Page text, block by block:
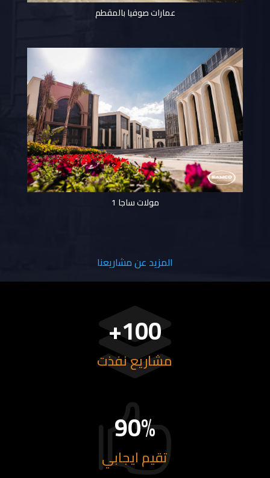
عمارات صوفيا بالمقطم
مولات ساجا 1
المزيد عن مشاريعنا

100+
مشاريع نفذت

90%
تقيم ايجابي